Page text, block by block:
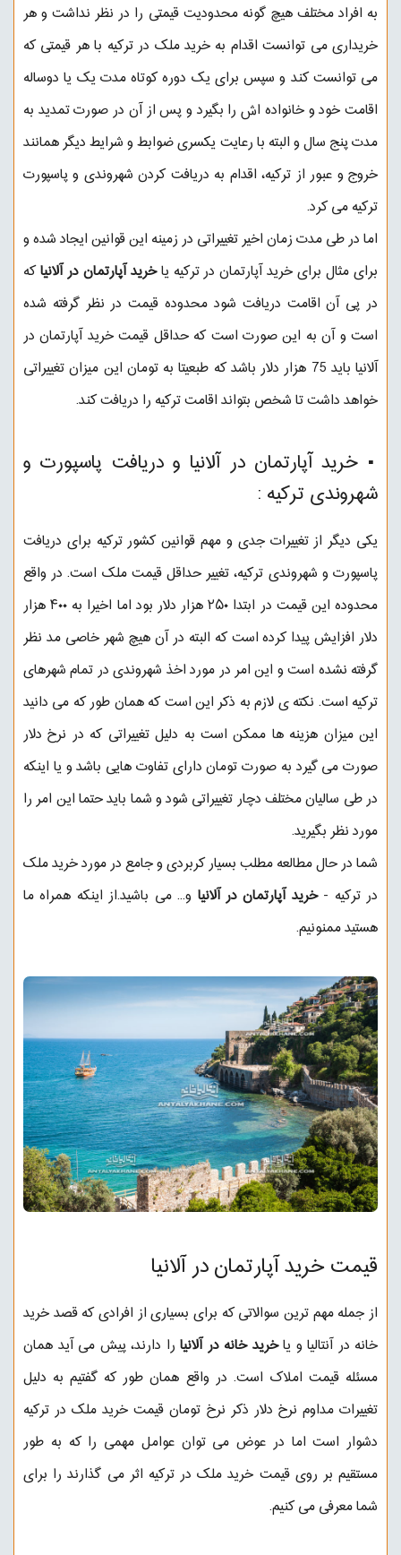
به افراد مختلف هیچ گونه محدودیت قیمتی را در نظر نداشت و هر
خریداری می توانست اقدام به خرید ملک در ترکیه با هر قیمتی که
می توانست کند و سپس برای یک دوره کوتاه مدت یک یا دوساله
اقامت خود و خانواده اش را بگیرد و پس از آن در صورت تمدید به
مدت پنج سال و البته با رعایت یکسری ضوابط و شرایط دیگر همانند
خروج و عبور از ترکیه، اقدام به دریافت کردن شهروندی و پاسپورت
ترکیه می کرد.
اما در طی مدت زمان اخیر تغییراتی در زمینه این قوانین ایجاد شده و
برای مثال برای خرید آپارتمان در ترکیه یاخرید آپارتمان در آلانیاکه
در پی آن اقامت دریافت شود محدوده قیمت در نظر گرفته شده
است و آن به این صورت است که حداقل قیمت خرید آپارتمان در
آلانیا باید 75 هزار دلار باشد که طبعیتا به تومان این میزان تغییراتی
خواهد داشت تا شخص بتواند اقامت ترکیه را دریافت کند.
▪︎ خرید آپارتمان در آلانیا و دریافت پاسپورت و
شهروندی ترکیه :
یکی دیگر از تغییرات جدی و مهم قوانین کشور ترکیه برای دریافت
پاسپورت و شهروندی ترکیه، تغییر حداقل قیمت ملک است. در واقع
محدوده این قیمت در ابتدا ۲۵۰ هزار دلار بود اما اخیرا به ۴۰۰ هزار
دلار افزایش پیدا کرده است که البته در آن هیچ شهر خاصی مد نظر
گرفته نشده است و این امر در مورد اخذ شهروندی در تمام شهرهای
ترکیه است. نکته ی لازم به ذکر این است که همان طور که می دانید
این میزان هزینه ها ممکن است به دلیل تغییراتی که در نرخ دلار
صورت می گیرد به صورت تومان دارای تفاوت هایی باشد و یا اینکه
در طی سالیان مختلف دچار تغییراتی شود و شما باید حتما این امر را
مورد نظر بگیرید.
شما در حال مطالعه مطلب بسیار کربردی و جامع در مورد خرید ملک
در ترکیه -خرید آپارتمان در آلانیا و... می باشید.از اینکه همراه ما
هستید ممنونیم.
قیمت خرید آپارتمان در آلانیا
از جمله مهم ترین سوالاتی که برای بسیاری از افرادی که قصد خرید
خانه در آنتالیا و یاخرید خانه در آلانیا را دارند، پیش می آید همان
مسئله قیمت املاک است. در واقع همان طور که گفتیم به دلیل
تغییرات مداوم نرخ دلار ذکر نرخ تومان قیمت خرید ملک در ترکیه
دشوار است اما در عوض می توان عوامل مهمی را که به طور
مستقیم بر روی قیمت خرید ملک در ترکیه اثر می گذارند را برای
شما معرفی می کنیم.